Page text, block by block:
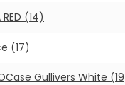
RED (14)
(17)
Gullivers White